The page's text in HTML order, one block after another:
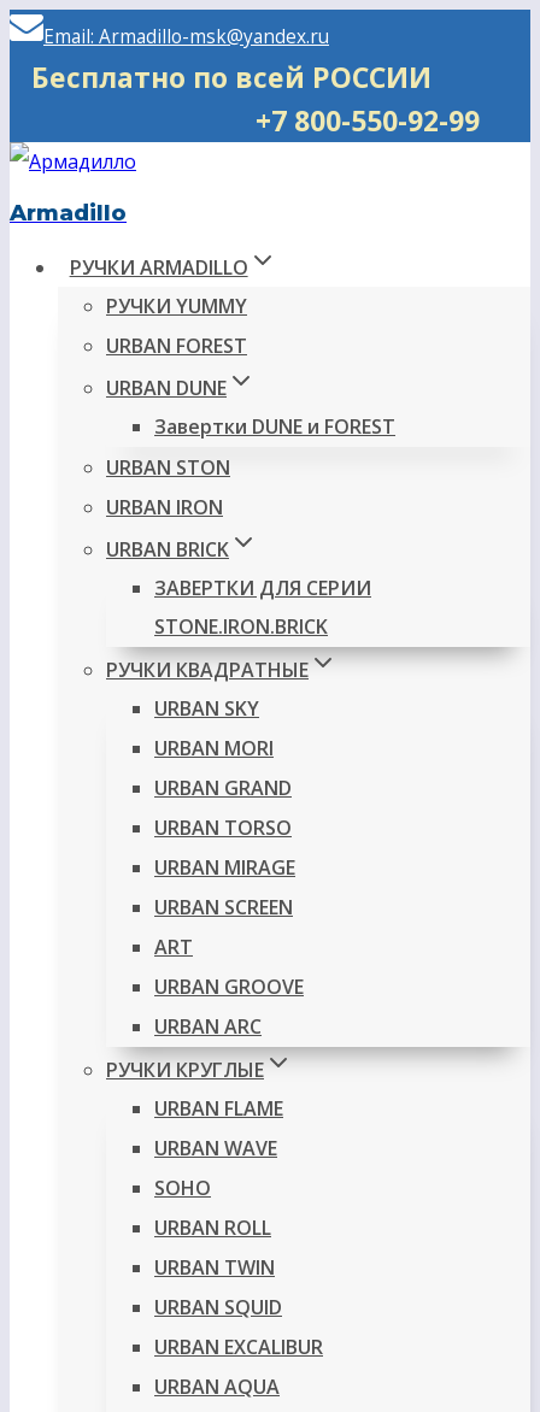
Перейти
Email: Armadillo-msk@yandex.ru
Бесплатно по всей РОССИИ
+7 800-550-92-99
Armadillo
РУЧКИ ARMADILLO
РУЧКИ YUMMY
URBAN FOREST
URBAN DUNE
Завертки DUNE и FOREST
URBAN STON
URBAN IRON
URBAN BRICK
ЗАВЕРТКИ ДЛЯ СЕРИИ
STONE.IRON.BRICK
РУЧКИ КВАДРАТНЫЕ
URBAN SKY
URBAN MORI
URBAN GRAND
URBAN TORSO
URBAN MIRAGE
URBAN SCREEN
ART
URBAN GROOVE
URBAN ARC
РУЧКИ КРУГЛЫЕ
URBAN FLAME
URBAN WAVE
SOHO
URBAN ROLL
URBAN TWIN
URBAN SQUID
URBAN EXCALIBUR
URBAN AQUA